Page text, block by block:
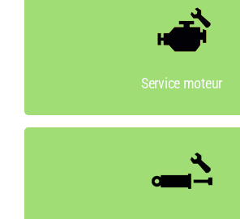
Service moteur
Service moteur
Nous disposons d’un banc
Service hydraulique
Notre personnel compétent et